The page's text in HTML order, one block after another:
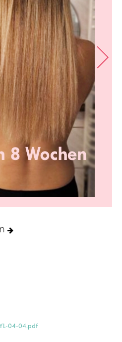
04-04.pdf